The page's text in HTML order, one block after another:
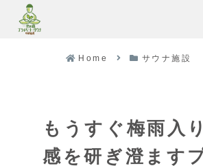
Home サウナ施設
もうすぐ梅雨入
感を研ぎ澄ます